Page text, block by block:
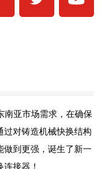
亚市场需求， 在确保
过对铸造机械快换结构
做到更强，诞生了新一
接器！